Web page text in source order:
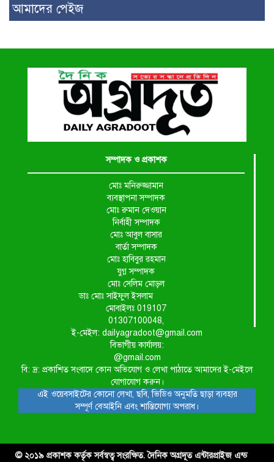
আমাদের পেইজ
সম্পাদক ও প্রকাশক
মোঃ মনিরুজ্জামান
ব্যবস্থাপনা সম্পাদক
মোঃ রুমান দেওয়ান
নির্বাহী সম্পাদক
মোঃ আবুল বাসার
বার্তা সম্পাদক
মোঃ হাবিবুর রহমান
যুগ্ন সম্পাদক
মোঃ সেলিম মোড়ল
ডাঃ মোঃ সাইফুল ইসলাম
মোবাইলঃ 019107
01307100048,
ই-মেইল: dailyagradoot@gmail.com
বিভাগীয় কার্যালয়:
@gmail.com
বি: দ্র: প্রকাশিত সংবাদে কোন অভিযোগ ও লেখা পাঠাতে আমাদের ই-মেইলে
যোগাযোগ করুন।
এই ওয়েবসাইটের কোনো লেখা, ছবি, ভিডিও অনুমতি ছাড়া ব্যবহার
সম্পূর্ণ বেআইনি এবং শাস্তিযোগ্য অপরাধ।
© ২০১৯ প্রকাশক কর্তৃক সর্বস্বত্ব সংরক্ষিত. দৈনিক অগ্রদূত এন্টারপ্রাইজ এন্ড